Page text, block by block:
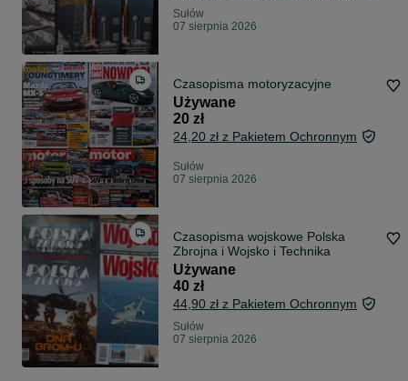
Sułów
07 sierpnia 2026
Czasopisma motoryzacyjne
Używane
20 zł
24,20 zł z Pakietem Ochronnym
Sułów
07 sierpnia 2026
Czasopisma wojskowe Polska
Zbrojna i Wojsko i Technika
Używane
40 zł
44,90 zł z Pakietem Ochronnym
Sułów
07 sierpnia 2026